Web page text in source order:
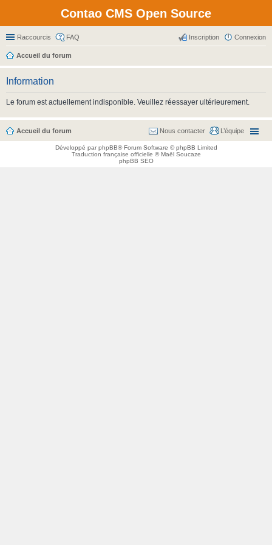
Contao CMS Open Source
Raccourcis FAQ Connexion
Inscription
Accueil du forum
Information
Le forum est actuellement indisponible. Veuillez réessayer ultérieurement.
Accueil du forum L’équipe
Nous contacter
Développé parphpBB® Forum Software © phpBB Limited
Traduction française officielle ©Maël Soucaze
phpBB SEO